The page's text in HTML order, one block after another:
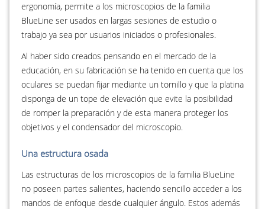
ergonomía, permite a los microscopios de la familia
BlueLine ser usados en largas sesiones de estudio o
trabajo ya sea por usuarios iniciados o profesionales.
Al haber sido creados pensando en el mercado de la
educación, en su fabricación se ha tenido en cuenta que los
oculares se puedan fijar mediante un tornillo y que la platina
disponga de un tope de elevación que evite la posibilidad
de romper la preparación y de esta manera proteger los
objetivos y el condensador del microscopio.
Una estructura osada
Las estructuras de los microscopios de la familia BlueLine
no poseen partes salientes, haciendo sencillo acceder a los
mandos de enfoque desde cualquier ángulo. Estos además